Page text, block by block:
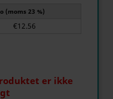
(moms 23 %)
€12.56
er ikke